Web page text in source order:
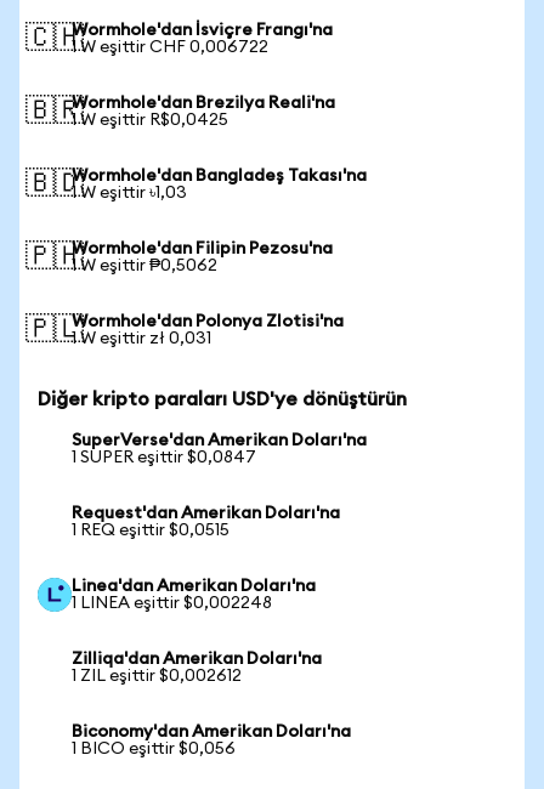
🇨🇭Wormhole'dan İsviçre Frangı'na
1 W eşittir CHF 0,006722
🇧🇷Wormhole'dan Brezilya Reali'na
1 W eşittir R$0,0425
🇧🇩Wormhole'dan Bangladeş Takası'na
1 W eşittir ৳1,03
🇵🇭Wormhole'dan Filipin Pezosu'na
1 W eşittir ₱0,5062
🇵🇱Wormhole'dan Polonya Zlotisi'na
1 W eşittir zł 0,031
Diğer kripto paraları USD'ye dönüştürün
SuperVerse'dan Amerikan Doları'na
1 SUPER eşittir $0,0847
Request'dan Amerikan Doları'na
1 REQ eşittir $0,0515
Linea'dan Amerikan Doları'na
1 LINEA eşittir $0,002248
Zilliqa'dan Amerikan Doları'na
1 ZIL eşittir $0,002612
Biconomy'dan Amerikan Doları'na
1 BICO eşittir $0,056